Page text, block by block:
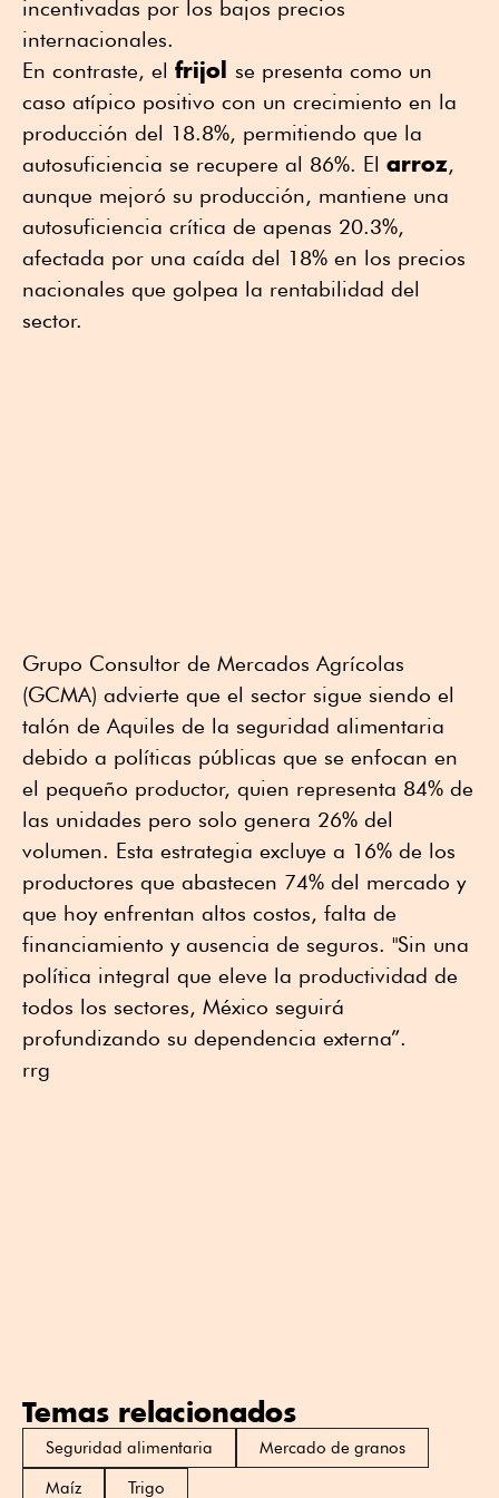
incentivadas por los bajos precios
internacionales.
En contraste, el frijol se presenta como un
caso atípico positivo con un crecimiento en la
producción del 18.8%, permitiendo que la
autosuficiencia se recupere al 86%. El arroz,
aunque mejoró su producción, mantiene una
autosuficiencia crítica de apenas 20.3%,
afectada por una caída del 18% en los precios
nacionales que golpea la rentabilidad del
sector.
Grupo Consultor de Mercados Agrícolas
(GCMA) advierte que el sector sigue siendo el
talón de Aquiles de la seguridad alimentaria
debido a políticas públicas que se enfocan en
el pequeño productor, quien representa 84% de
las unidades pero solo genera 26% del
volumen. Esta estrategia excluye a 16% de los
productores que abastecen 74% del mercado y
que hoy enfrentan altos costos, falta de
financiamiento y ausencia de seguros. "Sin una
política integral que eleve la productividad de
todos los sectores, México seguirá
profundizando su dependencia externa”.
rrg
Temas relacionados
Seguridad alimentaria
Mercado de granos
Maíz
Trigo